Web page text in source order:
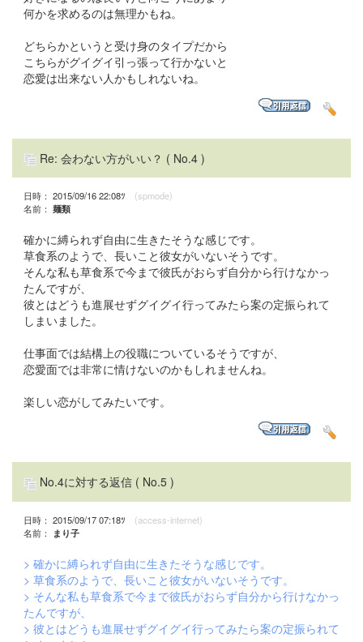
何かを求めるのは無理かもね。
どちらかというと受け身のタイプだから
こちらがグイグイ引っ張って行かないと
恋愛は出来ない人かもしれないね。
Re: 会わない方がいい？ ( No.4 )
日時： 2015/09/16 22:08ﾂ (spmode)
名前： 麺類
確かに縛られず自由に生きたそうな感じです。
草食系のようで、長いこと彼女がいないそうです。
そんな私も草食系で今まで彼氏がおらず自分から行けなかっ
たんですが、
彼とはどうも進展せずグイグイ行ってみたら案の定振られて
しまいました。
仕事面では結構上の役職についているそうですが、
恋愛面では非常に情けないのかもしれませんね。
楽しい恋がしてみたいです。
No.4に対する返信 ( No.5 )
日時： 2015/09/17 07:18ﾂ (access-internet)
名前：
まり子
> 確かに縛られず自由に生きたそうな感じです。
> 草食系のようで、長いこと彼女がいないそうです。
> そんな私も草食系で今まで彼氏がおらず自分から行けなかっ
たんですが、
> 彼とはどうも進展せずグイグイ行ってみたら案の定振られて